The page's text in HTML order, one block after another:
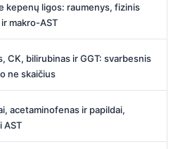
kepenų ligos: raumenys, fizinis
makro-AST
CK, bilirubinas ir GGT: svarbesnis
ne skaičius
acetaminofenas ir papildai,
AST